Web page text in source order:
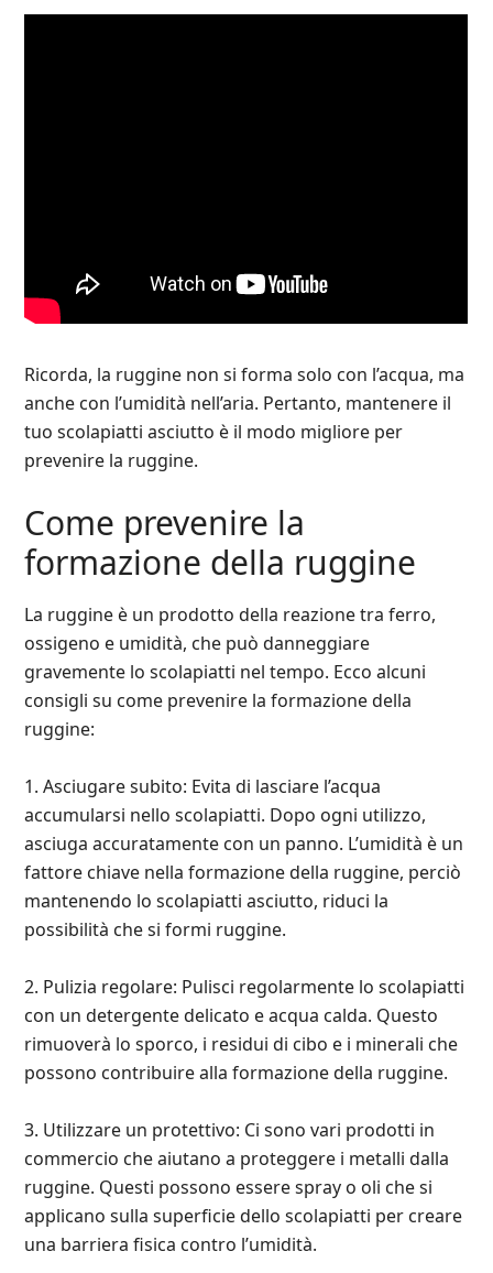
Ricorda, la ruggine non si forma solo con l’acqua, ma
anche con l’umidità nell’aria. Pertanto, mantenere il
tuo scolapiatti asciutto è il modo migliore per
prevenire la ruggine.
Come prevenire la
formazione della ruggine
La ruggine è un prodotto della reazione tra ferro,
ossigeno e umidità, che può danneggiare
gravemente lo scolapiatti nel tempo. Ecco alcuni
consigli su come prevenire la formazione della
ruggine:
1. Asciugare subito: Evita di lasciare l’acqua
accumularsi nello scolapiatti. Dopo ogni utilizzo,
asciuga accuratamente con un panno. L’umidità è un
fattore chiave nella formazione della ruggine, perciò
mantenendo lo scolapiatti asciutto, riduci la
possibilità che si formi ruggine.
2. Pulizia regolare: Pulisci regolarmente lo scolapiatti
con un detergente delicato e acqua calda. Questo
rimuoverà lo sporco, i residui di cibo e i minerali che
possono contribuire alla formazione della ruggine.
3. Utilizzare un protettivo: Ci sono vari prodotti in
commercio che aiutano a proteggere i metalli dalla
ruggine. Questi possono essere spray o oli che si
applicano sulla superficie dello scolapiatti per creare
una barriera fisica contro l’umidità.